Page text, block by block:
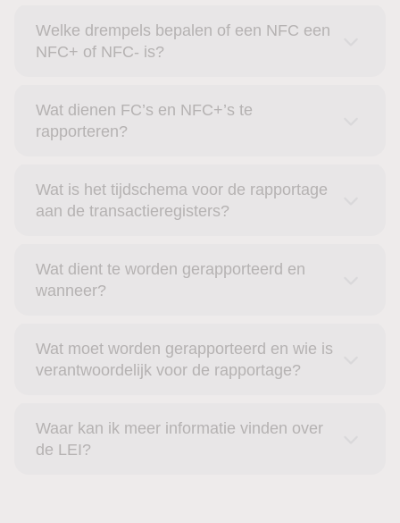
Welke drempels bepalen of een NFC een
NFC+ of NFC- is?
Wat dienen FC’s en NFC+’s te
rapporteren?
Wat is het tijdschema voor de rapportage
aan de transactieregisters?
Wat dient te worden gerapporteerd en
wanneer?
Wat moet worden gerapporteerd en wie is
verantwoordelijk voor de rapportage?
Waar kan ik meer informatie vinden over
de LEI?